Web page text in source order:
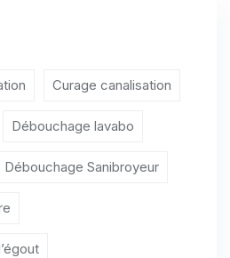
Curage canalisation
Débouchage lavabo
Débouchage Sanibroyeur